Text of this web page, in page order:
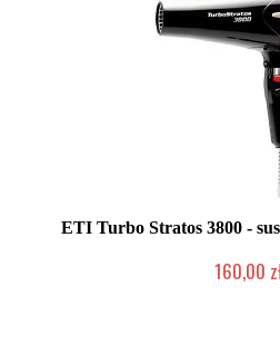
ETI Turbo Stratos 3800 -
160,00